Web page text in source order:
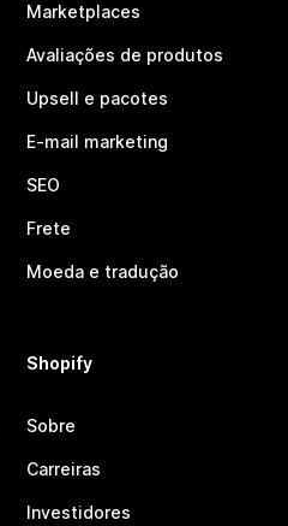
Marketplaces
Avaliações de produtos
Upsell e pacotes
E-mail marketing
SEO
Frete
Moeda e tradução
Shopify
Sobre
Carreiras
Investidores